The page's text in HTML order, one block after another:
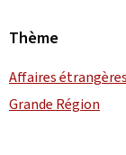
Thème
Affaires étrangères
Grande Région